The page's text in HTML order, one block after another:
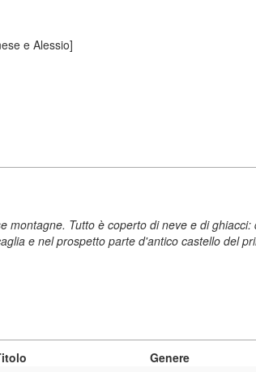
e Alessio]
Tutto è coperto di neve e di
e nel prospetto parte d'antico castello del
Genere